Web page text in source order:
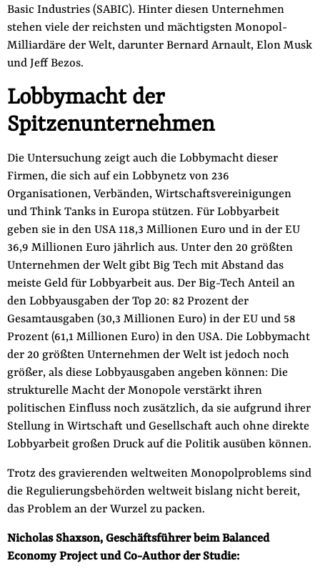
Basic Industries (SABIC). Hinter diesen Unternehmen
stehen viele der reichsten und mächtigsten Monopol-
Milliardäre der Welt, darunter Bernard Arnault, Elon Musk
und Jeff Bezos.
Lobbymacht der
Spitzenunternehmen
Die Untersuchung zeigt auch die Lobbymacht dieser
Firmen, die sich auf ein Lobbynetz von 236
Organisationen, Verbänden, Wirtschaftsvereinigungen
und Think Tanks in Europa stützen. Für Lobbyarbeit
geben sie in den USA 118,3 Millionen Euro und in der EU
36,9 Millionen Euro jährlich aus. Unter den 20 größten
Unternehmen der Welt gibt Big Tech mit Abstand das
meiste Geld für Lobbyarbeit aus. Der Big-Tech Anteil an
den Lobbyausgaben der Top 20: 82 Prozent der
Gesamtausgaben (30,3 Millionen Euro) in der EU und 58
Prozent (61,1 Millionen Euro) in den USA. Die Lobbymacht
der 20 größten Unternehmen der Welt ist jedoch noch
größer, als diese Lobbyausgaben angeben können: Die
strukturelle Macht der Monopole verstärkt ihren
politischen Einfluss noch zusätzlich, da sie aufgrund ihrer
Stellung in Wirtschaft und Gesellschaft auch ohne direkte
Lobbyarbeit großen Druck auf die Politik ausüben können.
Trotz des gravierenden weltweiten Monopolproblems sind
die Regulierungsbehörden weltweit bislang nicht bereit,
das Problem an der Wurzel zu packen.
Nicholas Shaxson, Geschäftsführer beim Balanced
Economy Project und Co-Author der Studie: